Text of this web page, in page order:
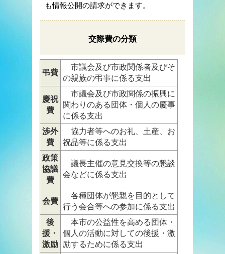
も情報公開の請求ができます。
交際費の分類
弔費
市議会及び市政関係者及びそ
の親族の弔事に係る支出
慶祝
費
市議会及び市政関係の振興に
関わりのある団体・個人の慶事
に係る支出
渉外
費
協力者等へのお礼、土産、お
祝品等に係る支出
政策
協議
費
議長主催の意見交換等の懇談
会などに係る支出
会費
各種団体が懇親を目的として
行う会合等への参加に係る支出
後
援・
激励
本市の公益性を高める団体・
個人の活動に対しての後援・激
励するために係る支出